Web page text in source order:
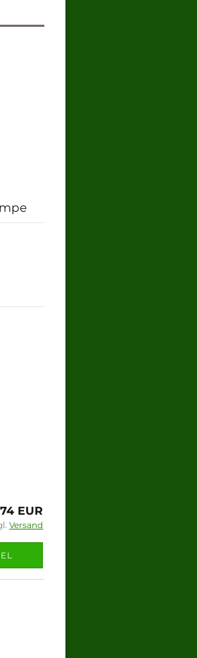
EUR
Versand